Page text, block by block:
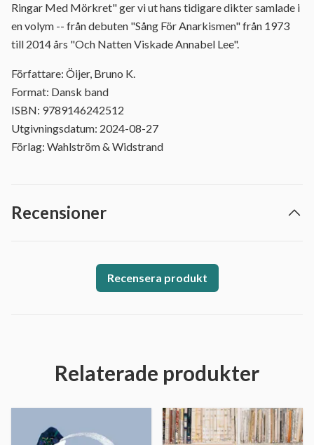
Ringar Med Mörkret" ger vi ut hans tidigare dikter samlade i
en volym -- från debuten "Sång För Anarkismen" från 1973
till 2014 års "Och Natten Viskade Annabel Lee".
Författare: Öijer, Bruno K.
Format: Dansk band
ISBN: 9789146242512
Utgivningsdatum: 2024-08-27
Förlag: Wahlström & Widstrand
Recensioner
Recensera produkt
Relaterade produkter